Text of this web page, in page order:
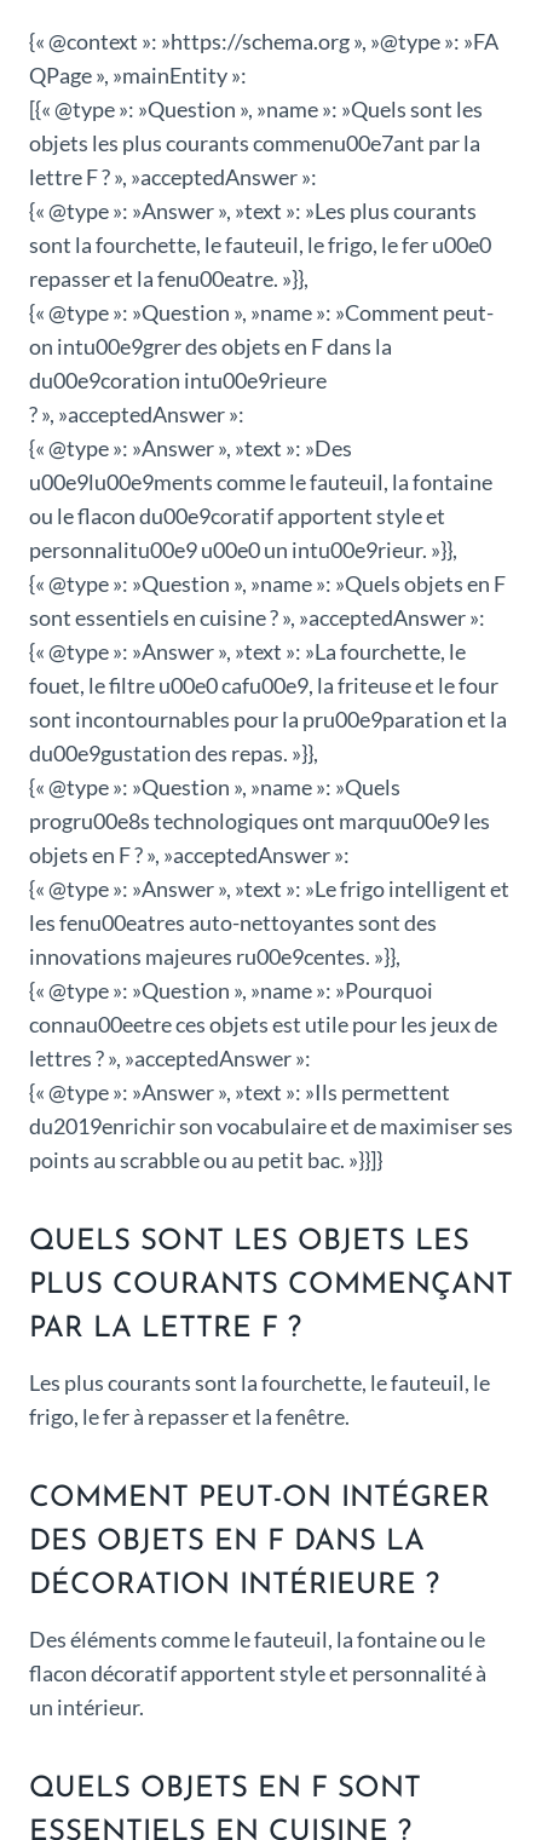
{« @context »: »https://schema.org », »@type »: »FA
QPage », »mainEntity »:
[{« @type »: »Question », »name »: »Quels sont les
objets les plus courants commenu00e7ant par la
lettre F ? », »acceptedAnswer »:
{« @type »: »Answer », »text »: »Les plus courants
sont la fourchette, le fauteuil, le frigo, le fer u00e0
repasser et la fenu00eatre. »}},
{« @type »: »Question », »name »: »Comment peut-
on intu00e9grer des objets en F dans la
du00e9coration intu00e9rieure
? », »acceptedAnswer »:
{« @type »: »Answer », »text »: »Des
u00e9lu00e9ments comme le fauteuil, la fontaine
ou le flacon du00e9coratif apportent style et
personnalitu00e9 u00e0 un intu00e9rieur. »}},
{« @type »: »Question », »name »: »Quels objets en F
sont essentiels en cuisine ? », »acceptedAnswer »:
{« @type »: »Answer », »text »: »La fourchette, le
fouet, le filtre u00e0 cafu00e9, la friteuse et le four
sont incontournables pour la pru00e9paration et la
du00e9gustation des repas. »}},
{« @type »: »Question », »name »: »Quels
progru00e8s technologiques ont marquu00e9 les
objets en F ? », »acceptedAnswer »:
{« @type »: »Answer », »text »: »Le frigo intelligent et
les fenu00eatres auto-nettoyantes sont des
innovations majeures ru00e9centes. »}},
{« @type »: »Question », »name »: »Pourquoi
connau00eetre ces objets est utile pour les jeux de
lettres ? », »acceptedAnswer »:
{« @type »: »Answer », »text »: »Ils permettent
du2019enrichir son vocabulaire et de maximiser ses
points au scrabble ou au petit bac. »}}]}
QUELS SONT LES OBJETS LES
PLUS COURANTS COMMENÇANT
PAR LA LETTRE F ?
Les plus courants sont la fourchette, le fauteuil, le
frigo, le fer à repasser et la fenêtre.
COMMENT PEUT-ON INTÉGRER
DES OBJETS EN F DANS LA
DÉCORATION INTÉRIEURE ?
Des éléments comme le fauteuil, la fontaine ou le
flacon décoratif apportent style et personnalité à
un intérieur.
QUELS OBJETS EN F SONT
ESSENTIELS EN CUISINE ?